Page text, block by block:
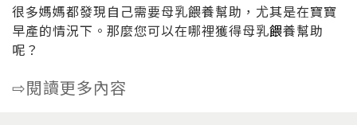
很多媽媽都發現自己需要母乳餵養幫助，尤其是在寶寶
早產的情況下。那麼您可以在哪裡獲得母乳餵養幫助
呢？
⇨閱讀更多內容